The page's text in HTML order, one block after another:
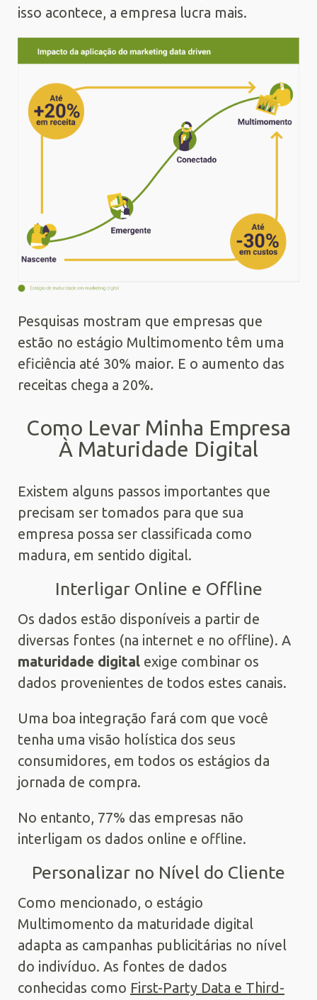
isso acontece, a empresa lucra mais.
Pesquisas mostram que empresas que
estão no estágio Multimomento têm uma
eficiência até 30% maior. E o aumento das
receitas chega a 20%.
Como Levar Minha Empresa
À Maturidade Digital
Existem alguns passos importantes que
precisam ser tomados para que sua
empresa possa ser classificada como
madura, em sentido digital.
Interligar Online e Offline
Os dados estão disponíveis a partir de
diversas fontes (na internet e no offline). A
maturidade digital exige combinar os
dados provenientes de todos estes canais.
Uma boa integração fará com que você
tenha uma visão holística dos seus
consumidores, em todos os estágios da
jornada de compra.
No entanto, 77% das empresas não
interligam os dados online e offline.
Personalizar no Nível do Cliente
Como mencionado, o estágio
Multimomento da maturidade digital
adapta as campanhas publicitárias no nível
do indivíduo. As fontes de dados
conhecidas como First-Party Data e Third-